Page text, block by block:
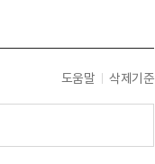
도움말 삭제기준